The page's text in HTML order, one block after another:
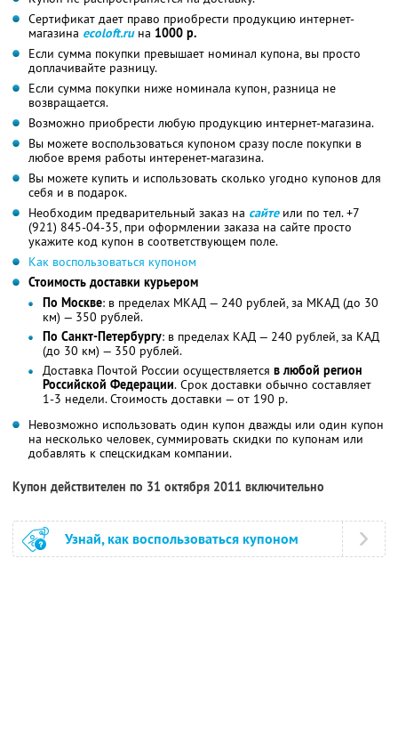
Сертификат дает право приобрести продукцию интернет-
магазина ecoloft.ruна 1000 р.
Если сумма покупки превышает номинал купона, вы просто
доплачивайте разницу.
Если сумма покупки ниже номинала купон, разница не
возвращается.
Возможно приобрести любую продукцию интернет-магазина.
Вы можете воспользоваться купоном сразу после покупки в
любое время работы интеренет-магазина.
Вы можете купить и использовать сколько угодно купонов для
себя и в подарок.
Необходим предварительный заказ на сайтеили по тел. +7
(921) 845-04-35, при оформлении заказа на сайте просто
укажите код купон в соответствующем поле.
Как воспользоваться купоном
Стоимость доставки курьером
По Москве: в пределах МКАД — 240 рублей, за МКАД (до 30
км) — 350 рублей.
По Санкт-Петербургу: в пределах КАД — 240 рублей, за КАД
(до 30 км) — 350 рублей.
Доставка Почтой России осуществляется в любой регион
Российской Федерации. Срок доставки обычно составляет
1-3 недели. Стоимость доставки — от 190 р.
Невозможно использовать один купон дважды или один купон
на несколько человек, суммировать скидки по купонам или
добавлять к спецскидкам компании.
Купон действителен по 31 октября 2011 включительно
Узнай, как воспользоваться купоном